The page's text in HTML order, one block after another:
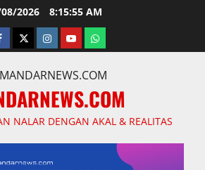
2026 8:15:56 AM
twitterinstagram.com
youtubewhatsapp
NALAR DENGAN AKAL & REALITAS